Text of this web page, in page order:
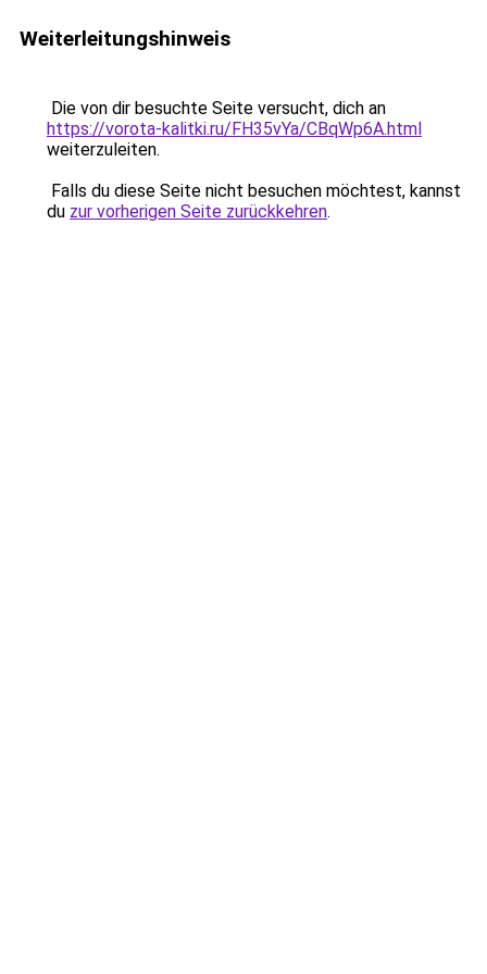
Weiterleitungshinweis
Die von dir besuchte Seite versucht, dich an
https://vorota-kalitki.ru/FH35vYa/CBqWp6A.html
weiterzuleiten.
Falls du diese Seite nicht besuchen möchtest, kannst
du zur vorherigen Seite zurückkehren.